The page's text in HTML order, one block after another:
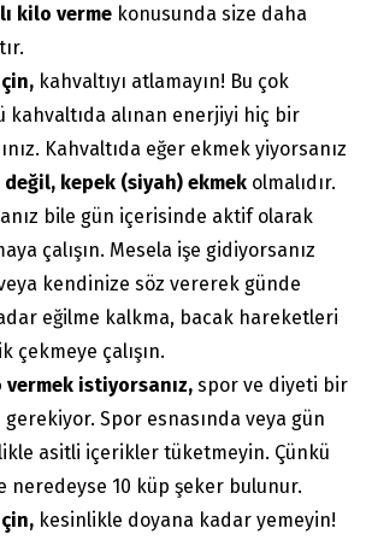
kilo verme konusunda size daha
kahvaltıyı atlamayın! Bu çok
kahvaltıda alınan enerjiyi hiç bir
Kahvaltıda eğer ekmek yiyorsanız
değil, kepek (siyah) ekmek olmalıdır.
bile gün içerisinde aktif olarak
çalışın. Mesela işe gidiyorsanız
kendinize söz vererek günde
eğilme kalkma, bacak hareketleri
çekmeye çalışın.
vermek istiyorsanız, spor ve diyeti bir
gerekiyor. Spor esnasında veya gün
asitli içerikler tüketmeyin. Çünkü
neredeyse 10 küp şeker bulunur.
kesinlikle doyana kadar yemeyin!